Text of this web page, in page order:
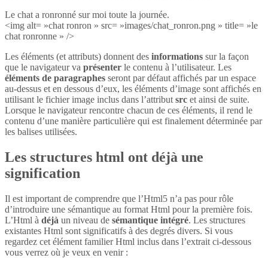
Le chat a ronronné sur moi toute la journée.
<img alt= »chat ronron » src= »images/chat_ronron.png » title= »le
chat ronronne » />
Les éléments (et attributs) donnent des informations sur la façon
que le navigateur va présenter le contenu à l’utilisateur. Les
éléments de paragraphes seront par défaut affichés par un espace
au-dessus et en dessous d’eux, les éléments d’image sont affichés en
utilisant le fichier image inclus dans l’attribut src et ainsi de suite.
Lorsque le navigateur rencontre chacun de ces éléments, il rend le
contenu d’une manière particulière qui est finalement déterminée par
les balises utilisées.
Les structures html ont déjà une
signification
Il est important de comprendre que l’Html5 n’a pas pour rôle
d’introduire une sémantique au format Html pour la première fois.
L’Html à déjà un niveau de sémantique intégré. Les structures
existantes Html sont significatifs à des degrés divers. Si vous
regardez cet élément familier Html inclus dans l’extrait ci-dessous
vous verrez où je veux en venir :